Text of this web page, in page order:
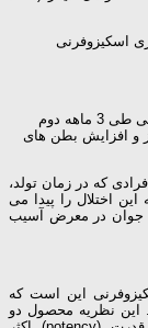
اسکیزوفرنی
طی 3 ماهه دوم
و افزایش بطن های
که در زمان تولد،
به این اختلال را پیدا می
جوان در معرض آسیب
این است که
این نظریه محصول دو